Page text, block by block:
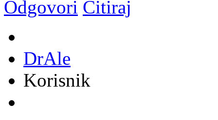
Odgovori Citiraj
DrAle
Korisnik